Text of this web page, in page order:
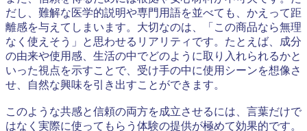
だし、難解な医学的説明や専門用語を並べても、かえって距
離感を与えてしまいます。大切なのは、「この商品なら無理
なく使えそう」と思わせるリアリティです。たとえば、成分
の由来や使用感、生活の中でどのように取り入れられるかと
いった視点を示すことで、受け手の中に使用シーンを想像さ
せ、自然な興味を引き出すことができます。
このような共感と信頼の両方を成立させるには、言葉だけで
はなく実際に使ってもらう体験の提供が極めて効果的です。